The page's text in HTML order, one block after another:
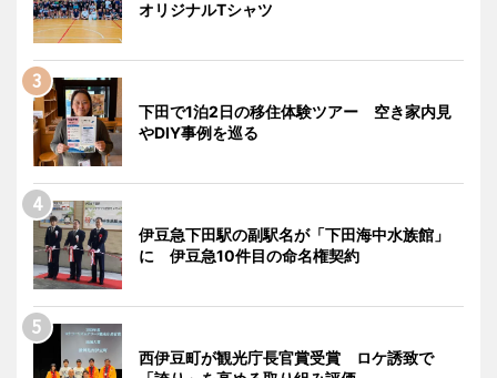
オリジナルTシャツ
下田で1泊2日の移住体験ツアー 空き家内見
やDIY事例を巡る
伊豆急下田駅の副駅名が「下田海中水族館」
に 伊豆急10件目の命名権契約
西伊豆町が観光庁長官賞受賞 ロケ誘致で